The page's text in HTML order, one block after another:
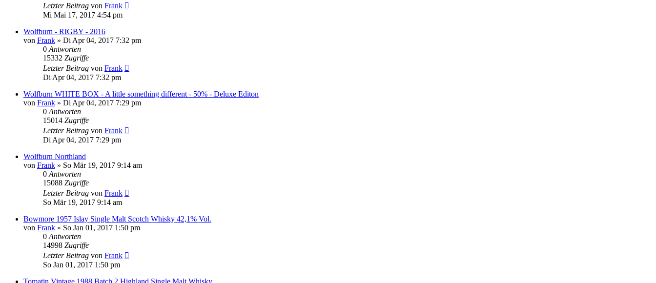
Letzter Beitrag von Frank
Mi Mai 17, 2017 4:54 pm
Wolfburn - RIGBY - 2016
von Frank » Di Apr 04, 2017 7:32 pm
0 Antworten
15332 Zugriffe
Letzter Beitrag von Frank
Di Apr 04, 2017 7:32 pm
Wolfburn WHITE BOX - A little something different - 50% - Deluxe Editon
von Frank » Di Apr 04, 2017 7:29 pm
0 Antworten
15014 Zugriffe
Letzter Beitrag von Frank
Di Apr 04, 2017 7:29 pm
Wolfburn Northland
von Frank » So Mär 19, 2017 9:14 am
0 Antworten
15088 Zugriffe
Letzter Beitrag von Frank
So Mär 19, 2017 9:14 am
Bowmore 1957 Islay Single Malt Scotch Whisky 42,1% Vol.
von Frank » So Jan 01, 2017 1:50 pm
0 Antworten
14998 Zugriffe
Letzter Beitrag von Frank
So Jan 01, 2017 1:50 pm
Tomatin Vintage 1988 Batch 2 Highland Single Malt Whisky